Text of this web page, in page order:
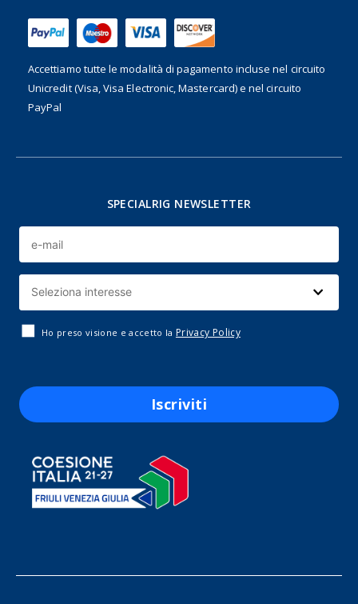
Accettiamo tutte le modalità di pagamento incluse nel circuito
Unicredit (Visa, Visa Electronic, Mastercard) e nel circuito
PayPal
SPECIALRIG NEWSLETTER
Ho preso visione e accetto la Privacy Policy
Iscriviti